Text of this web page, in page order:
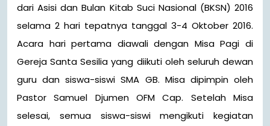
dari Asisi dan Bulan Kitab Suci Nasional (BKSN) 2016
selama 2 hari tepatnya tanggal 3-4 Oktober 2016.
Acara hari pertama diawali dengan Misa Pagi di
Gereja Santa Sesilia yang diikuti oleh seluruh dewan
guru dan siswa-siswi SMA GB. Misa dipimpin oleh
Pastor Samuel Djumen OFM Cap. Setelah Misa
selesai, semua siswa-siswi mengikuti kegiatan